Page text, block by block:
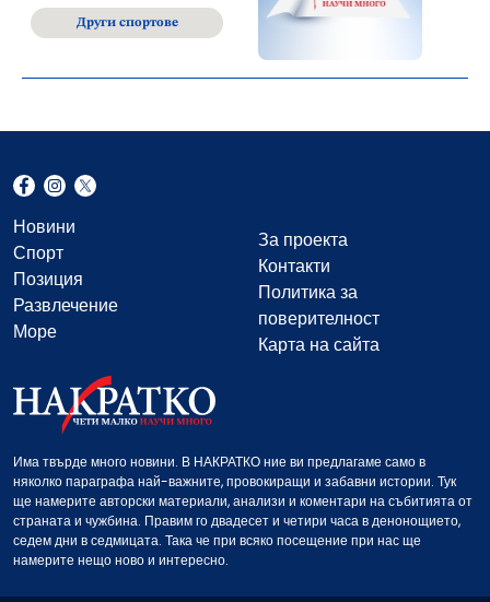
Други спортове
Новини
Спорт
Позиция
Развлечение
Море
За проекта
Контакти
Политика за
поверителност
Карта на сайта
Има твърде много новини. В НАКРАТКО ние ви предлагаме само в
няколко параграфа най-важните, провокиращи и забавни истории. Тук
ще намерите авторски материали, анализи и коментари на събитията от
страната и чужбина. Правим го двадесет и четири часа в денонощието,
седем дни в седмицата. Така че при всяко посещение при нас ще
намерите нещо ново и интересно.